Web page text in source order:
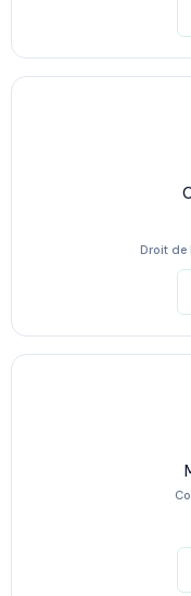
Droit de